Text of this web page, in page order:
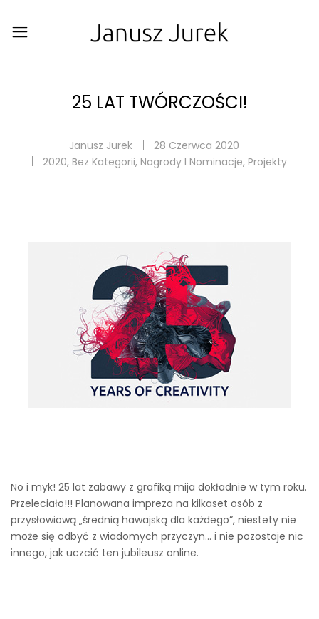
25 LAT TWÓRCZOŚCI!
Janusz Jurek
28 Czerwca 2020
2020, Bez Kategorii, Nagrody I Nominacje, Projekty
No i myk! 25 lat zabawy z grafiką mija dokładnie w tym roku.
Przeleciało!!! Planowana impreza na kilkaset osób z
przysłowiową „średnią hawajską dla każdego”, niestety nie
może się odbyć z wiadomych przyczyn… i nie pozostaje nic
innego, jak uczcić ten jubileusz online.